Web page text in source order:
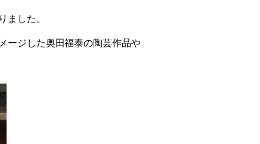
ました。
ージした奥田福泰の陶芸作品や